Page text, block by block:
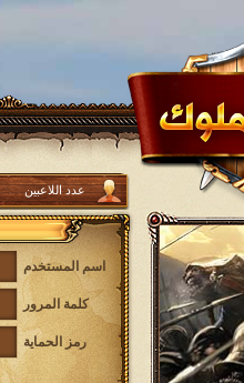
عدد اللاعبين
اسم المستخدم
كلمة المرور
رمز الحماية